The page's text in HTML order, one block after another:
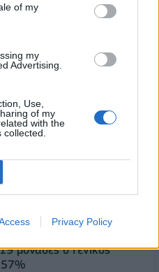
of my
my
Advertising.
Use,
of my
with the
Privacy Policy
σύμβουλος
πολωνική αγορά
GROUP στη Fractal
αμυντικών
0,08%, στα
μονάδες ο Γενικός